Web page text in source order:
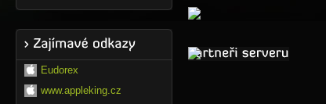
Eudorex
www.appleking.cz